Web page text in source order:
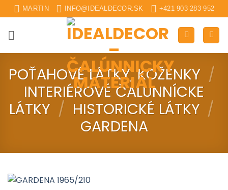
Skip
to
content
MARTIN INFO@IDEALDECOR.SK +421 903 283 952
POŤAHOVÉ LÁTKY, KOŽENKY /
INTERIÉROVÉ ČALUNNÍCKE
LÁTKY / HISTORICKÉ LÁTKY /
GARDENA